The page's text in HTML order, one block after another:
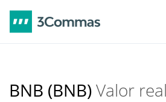
BNB (BNB)Valor